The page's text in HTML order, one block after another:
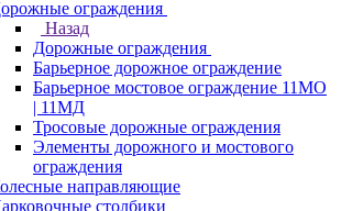
ограждения
Назад
Дорожные ограждения
Барьерное дорожное ограждение
Барьерное мостовое ограждение 11МО
| 11МД
Тросовые дорожные ограждения
Элементы дорожного и мостового
ограждения
направляющие
столбики